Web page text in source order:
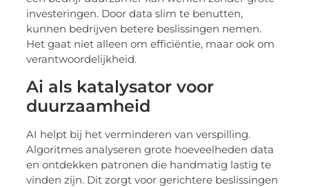
investeringen. Door data slim te benutten,
kunnen bedrijven betere beslissingen nemen.
Het gaat niet alleen om efficiëntie, maar ook om
verantwoordelijkheid.
Ai als katalysator voor
duurzaamheid
AI helpt bij het verminderen van verspilling.
Algoritmes analyseren grote hoeveelheden data
en ontdekken patronen die handmatig lastig te
vinden zijn. Dit zorgt voor gerichtere beslissingen